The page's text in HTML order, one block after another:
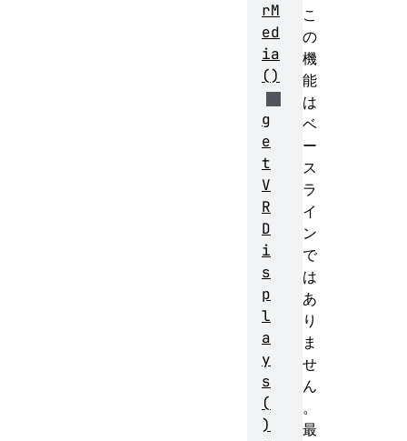
こ
の
機
能
は
ベ
ー
ス
ラ
イ
ン
で
は
あ
り
ま
せ
ん
。
最
rM
ed
ia
()
g
e
t
V
R
D
i
s
p
l
a
y
s
(
)